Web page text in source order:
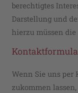
berechtigtes
Darstellung und
hierzu müssen die
Wenn Sie uns per
zukommen